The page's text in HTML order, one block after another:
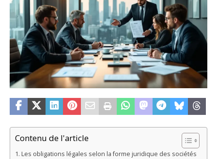
Contenu de l'article
Les obligations légales selon la forme juridique des sociétés